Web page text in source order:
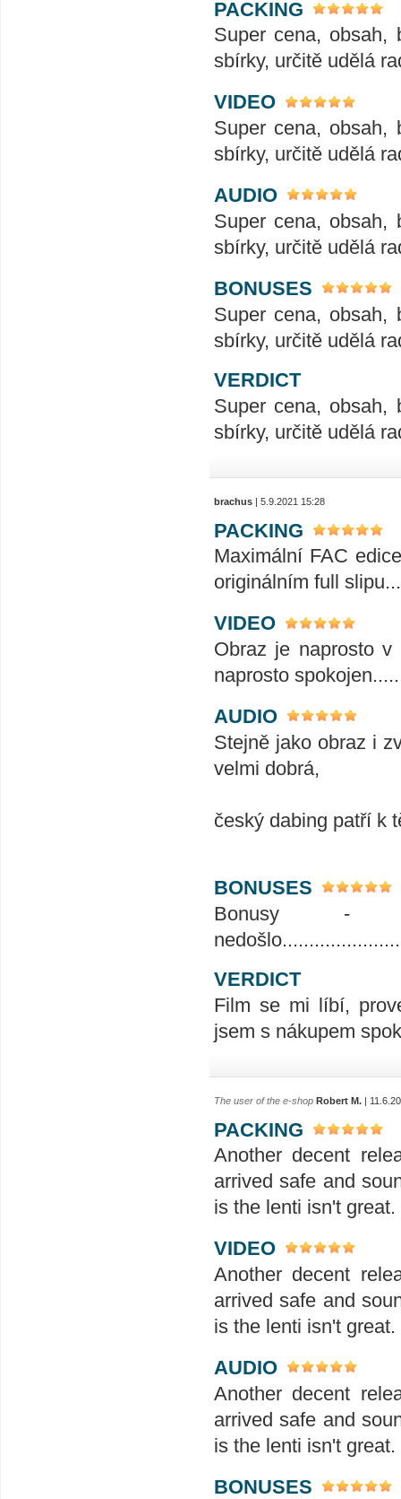
PACKING
Super cena, obsah,
sbírky, určitě udělá
VIDEO
Super cena, obsah,
sbírky, určitě udělá
AUDIO
Super cena, obsah,
sbírky, určitě udělá
BONUSES
Super cena, obsah,
sbírky, určitě udělá
VERDICT
Super cena, obsah,
sbírky, určitě udělá
brachus | 5.9.2021 15:28
PACKING
Maximální FAC
originálním full slipu...
VIDEO
Obraz je naprosto
naprosto
AUDIO
Stejně jako obraz i
velmi dobrá,
český dabing patří k
BONUSES
Bonusy -
VERDICT
Film se mi líbí,
jsem s nákupem
The user of the e-shop Robert M. |
PACKING
Another decent
arrived safe and
is the lenti isn't great.
VIDEO
Another decent
arrived safe and
is the lenti isn't great.
AUDIO
Another decent
arrived safe and
is the lenti isn't great.
BONUSES